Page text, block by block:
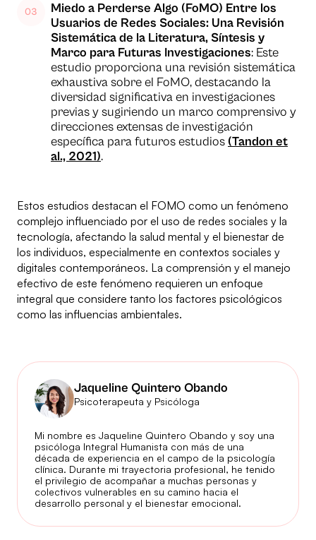
Miedo a Perderse Algo (FoMO) Entre los
Usuarios de Redes Sociales: Una Revisión
Sistemática de la Literatura, Síntesis y
Marco para Futuras Investigaciones: Este
estudio proporciona una revisión sistemática
exhaustiva sobre el FoMO, destacando la
diversidad significativa en investigaciones
previas y sugiriendo un marco comprensivo y
direcciones extensas de investigación
específica para futuros estudios (Tandon et
al., 2021).
Estos estudios destacan el FOMO como un fenómeno
complejo influenciado por el uso de redes sociales y la
tecnología, afectando la salud mental y el bienestar de
los individuos, especialmente en contextos sociales y
digitales contemporáneos. La comprensión y el manejo
efectivo de este fenómeno requieren un enfoque
integral que considere tanto los factores psicológicos
como las influencias ambientales.
Jaqueline Quintero Obando
Psicoterapeuta y Psicóloga
Mi nombre es Jaqueline Quintero Obando y soy una
psicóloga Integral Humanista con más de una
década de experiencia en el campo de la psicología
clínica. Durante mi trayectoria profesional, he tenido
el privilegio de acompañar a muchas personas y
colectivos vulnerables en su camino hacia el
desarrollo personal y el bienestar emocional.